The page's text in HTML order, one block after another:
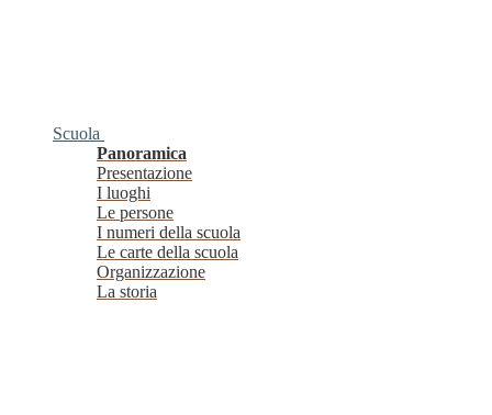
Scuola
Panoramica
Presentazione
I luoghi
Le persone
I numeri della scuola
Le carte della scuola
Organizzazione
La storia